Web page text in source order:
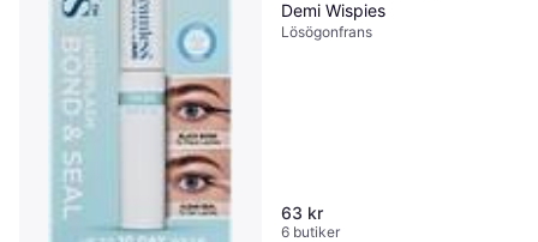
Demi Wispies
Lösögonfrans
63 kr
6 butiker